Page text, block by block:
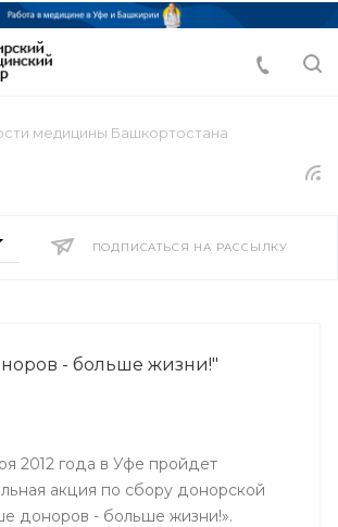
медицины Башкортостана
ПОДПИСАТЬСЯ НА РАССЫЛКУ
- больше жизни!"
2012 года в Уфе пройдет
акция по сбору донорской
доноров - больше жизни!».